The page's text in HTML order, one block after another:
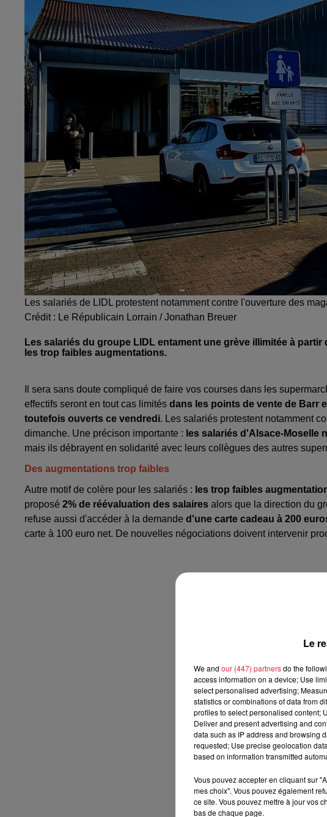
Les salariés de LIDL protestent notamment contre l'ouverture des
Crédit : Le Républicain Lorrain / Jonathan Breuer
Les salariés du groupe LIDL entament une grève illimitée à
les trop faibles augmentations.
Il sera sans doute compliqué de faire vos courses dans les
effectifs seront en tout cas limités dans les points de vente de Barr
toutefois ouverts ce vendredi. Les salariés protestent notamment
dimanche. Une précison importante : les salariés d'Alsace-Moselle
mais ils débrayent en solidarité avec leurs collègues des autres
Des augmentations trop faibles
Autre motif de colère pour les salariés : les trop faibles
proposé 2% de réévaluation des salaires alors que la direction du
refuse aussi d'accéder à la demande d'une carte cadeau à 200
carte à 100 euro net. De nouvelles négociations doivent intervenir
Le
We and our (447) partnersdo the
access information on a device; Use
select personalised advertising;
statistics or combinations of data from
profiles to select personalised content;
Deliver and present advertising and
data such as IP address and browsing
requested; Use precise geolocation
based on information transmitted
Vous pouvez accepter en cliquant sur
mes choix". Vous pouvez également
ce site. Vous pouvez mettre à jour vos
bas de chaque page.